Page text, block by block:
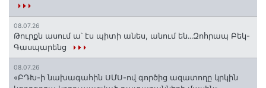
08.07.26
Թուրքն ասում ա՝ էս պիտի անես, անում են․․․Զոհրապ Բեկ-
Գասպարենց
08.07.26
«ԲԴԽ-ի նախագահին ՍՄՍ-ով գործից ազատողը կրկին